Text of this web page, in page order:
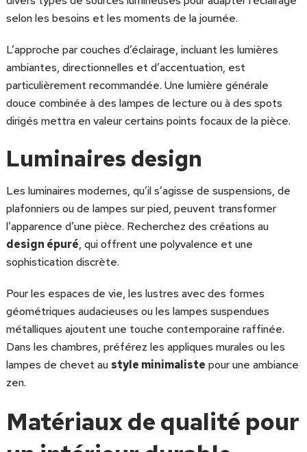
selon les besoins et les moments de la journée.
L’approche par couches d’éclairage, incluant les lumières
ambiantes, directionnelles et d’accentuation, est
particulièrement recommandée. Une lumière générale
douce combinée à des lampes de lecture ou à des spots
dirigés mettra en valeur certains points focaux de la pièce.
Luminaires design
Les luminaires modernes, qu’il s’agisse de suspensions, de
plafonniers ou de lampes sur pied, peuvent transformer
l’apparence d’une pièce. Recherchez des créations au
design épuré, qui offrent une polyvalence et une
sophistication discrète.
Pour les espaces de vie, les lustres avec des formes
géométriques audacieuses ou les lampes suspendues
métalliques ajoutent une touche contemporaine raffinée.
Dans les chambres, préférez les appliques murales ou les
lampes de chevet au style minimaliste pour une ambiance
zen.
Matériaux de qualité pour